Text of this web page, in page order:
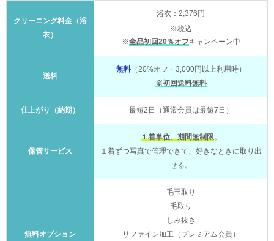
クリーニング料金（浴
衣）
浴衣：2,376円
※税込
※全品初回20％オフキャンペーン中
送料
無料（20%オフ・3,000円以上利用時）
※初回送料無料
仕上がり（納期） 最短2日（通常会員は最短7日）
保管サービス
１着単位、期間無制限。
１着ずつ写真で管理できて、好きなときに取り出
せる。
無料オプション
毛玉取り
毛取り
しみ抜き
リファイン加工（プレミアム会員）